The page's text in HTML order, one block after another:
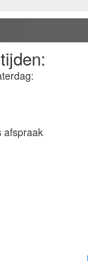
afspraak